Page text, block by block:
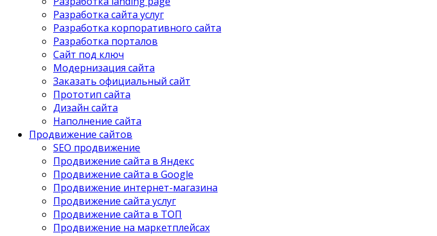
Разработка сайта услуг
Разработка корпоративного сайта
Разработка порталов
Сайт под ключ
Модернизация сайта
Заказать официальный сайт
Прототип сайта
Дизайн сайта
Наполнение сайта
Продвижение сайтов
SEO продвижение
Продвижение сайта в Яндекс
Продвижение сайта в Google
Продвижение интернет-магазина
Продвижение сайта услуг
Продвижение сайта в ТОП
Продвижение на маркетплейсах